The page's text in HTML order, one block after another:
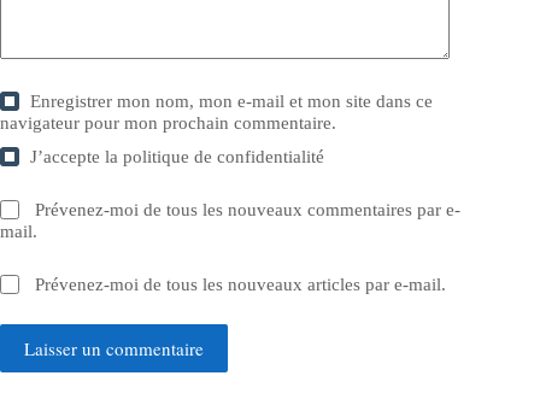
Enregistrer mon nom, mon e-mail et mon site dans ce
navigateur pour mon prochain commentaire.
J’accepte lapolitique de confidentialité
Prévenez-moi de tous les nouveaux commentaires par e-
mail.
Prévenez-moi de tous les nouveaux articles par e-mail.
Laisser un commentaire